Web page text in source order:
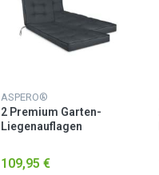
ASPERO®
2 Premium Garten-
Liegenauflagen
109,95 €